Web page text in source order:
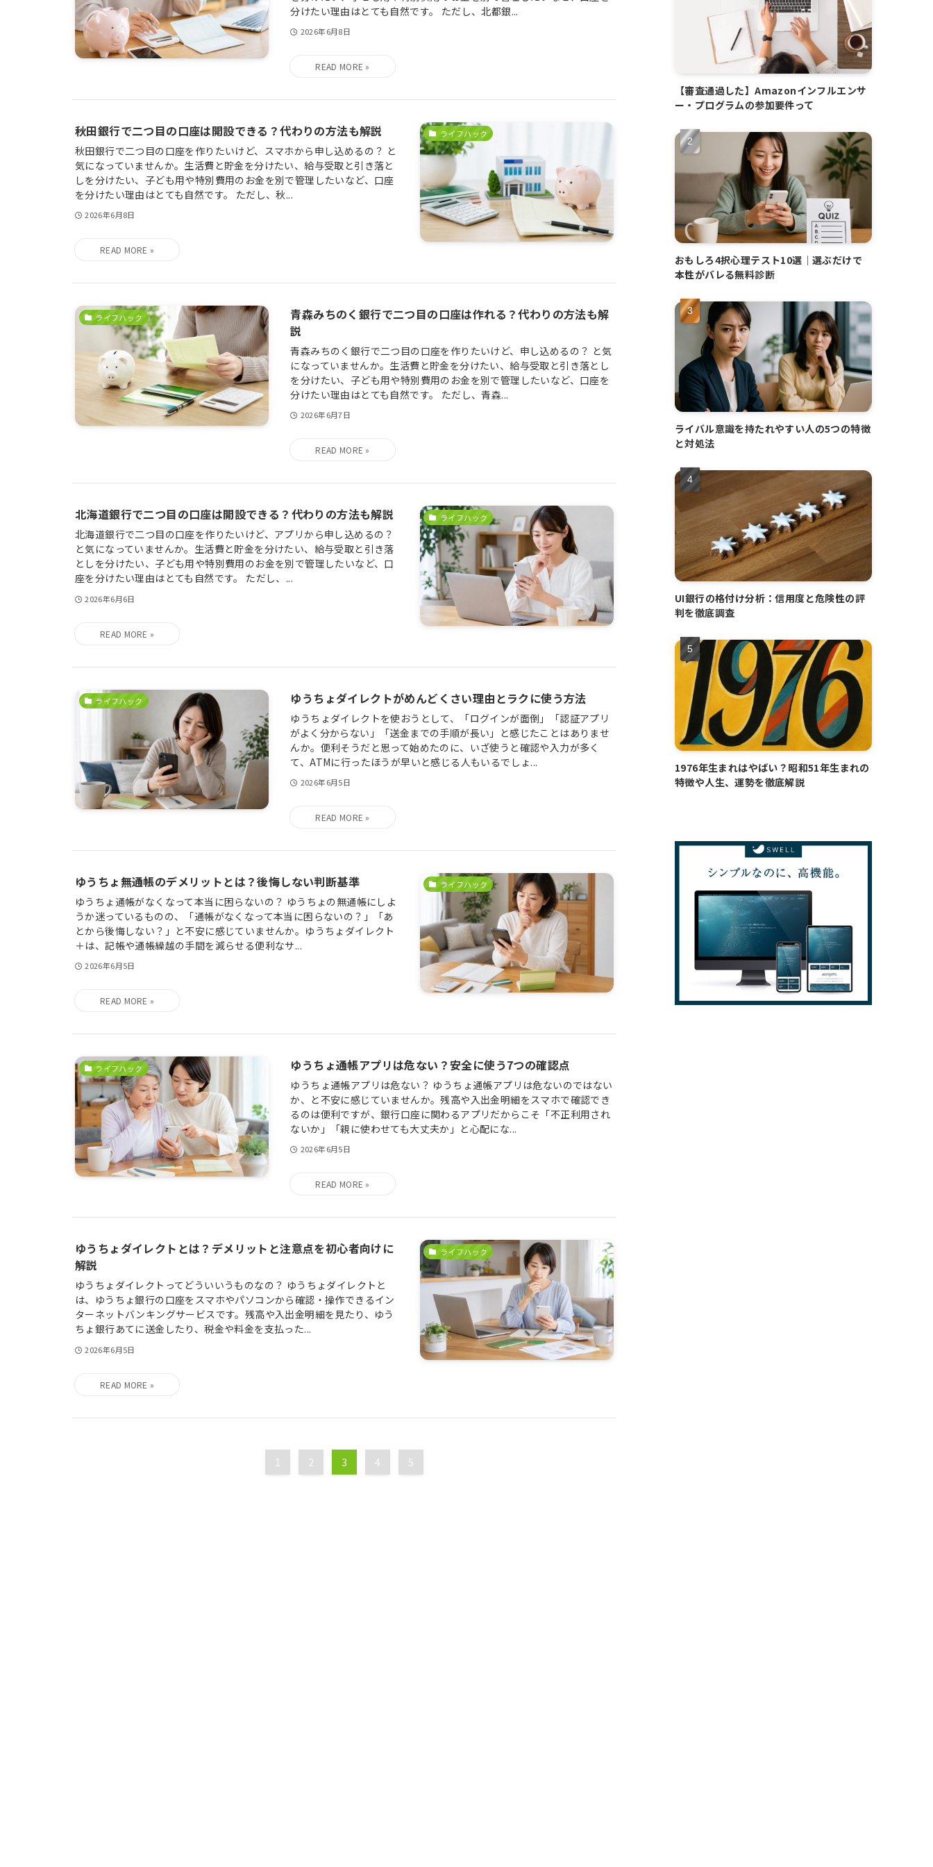
分けたい理由はとても自然です。 ただし、北都銀...
2026年6月8日
ライフハック
秋田銀行で二つ目の口座は開設できる？代わりの方法も解説
秋田銀行で二つ目の口座を作りたいけど、スマホから申し込めるの？ と
気になっていませんか。生活費と貯金を分けたい、給与受取と引き落と
しを分けたい、子ども用や特別費用のお金を別で管理したいなど、口座
を分けたい理由はとても自然です。 ただし、秋...
2026年6月8日
ライフハック
青森みちのく銀行で二つ目の口座は作れる？代わりの方法も解
説
青森みちのく銀行で二つ目の口座を作りたいけど、申し込めるの？ と気
になっていませんか。生活費と貯金を分けたい、給与受取と引き落とし
を分けたい、子ども用や特別費用のお金を別で管理したいなど、口座を
分けたい理由はとても自然です。 ただし、青森...
2026年6月7日
ライフハック
北海道銀行で二つ目の口座は開設できる？代わりの方法も解説
北海道銀行で二つ目の口座を作りたいけど、アプリから申し込めるの？
と気になっていませんか。生活費と貯金を分けたい、給与受取と引き落
としを分けたい、子ども用や特別費用のお金を別で管理したいなど、口
座を分けたい理由はとても自然です。 ただし、...
2026年6月6日
ライフハック ゆうちょダイレクトがめんどくさい理由とラクに使う方法
ゆうちょダイレクトを使おうとして、「ログインが面倒」「認証アプリ
がよく分からない」「送金までの手順が長い」と感じたことはありませ
んか。便利そうだと思って始めたのに、いざ使うと確認や入力が多く
て、ATMに行ったほうが早いと感じる人もいるでしょ...
2026年6月5日
ライフハック
ゆうちょ無通帳のデメリットとは？後悔しない判断基準
ゆうちょ通帳がなくなって本当に困らないの？ ゆうちょの無通帳にしよ
うか迷っているものの、「通帳がなくなって本当に困らないの？」「あ
とから後悔しない？」と不安に感じていませんか。ゆうちょダイレクト
＋は、記帳や通帳繰越の手間を減らせる便利なサ...
2026年6月5日
ライフハック ゆうちょ通帳アプリは危ない？安全に使う7つの確認点
ゆうちょ通帳アプリは危ない？ ゆうちょ通帳アプリは危ないのではない
か、と不安に感じていませんか。残高や入出金明細をスマホで確認でき
るのは便利ですが、銀行口座に関わるアプリだからこそ「不正利用され
ないか」「親に使わせても大丈夫か」と心配にな...
2026年6月5日
ライフハック
ゆうちょダイレクトとは？デメリットと注意点を初心者向けに
解説
ゆうちょダイレクトってどういいうものなの？ ゆうちょダイレクトと
は、ゆうちょ銀行の口座をスマホやパソコンから確認・操作できるイン
ターネットバンキングサービスです。残高や入出金明細を見たり、ゆう
ちょ銀行あてに送金したり、税金や料金を支払った...
2026年6月5日
1 2 3 4 5
【審査通過した】Amazonインフルエンサ
ー・プログラムの参加要件って
おもしろ4択心理テスト10選｜選ぶだけで
本性がバレる無料診断
ライバル意識を持たれやすい人の5つの特徴
と対処法
UI銀行の格付け分析：信用度と危険性の評
判を徹底調査
1976年生まれはやばい？昭和51年生まれの
特徴や人生、運勢を徹底解説